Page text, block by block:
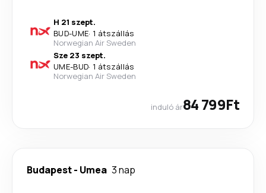
H 21 szept.
BUD-UME· 1 átszállás
Norwegian Air Sweden
Sze 23 szept.
UME-BUD· 1 átszállás
Norwegian Air Sweden
induló ár84 799Ft
Budapest- Umea 3 nap